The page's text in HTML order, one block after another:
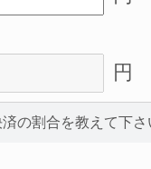
円
の割合を教えて下さ